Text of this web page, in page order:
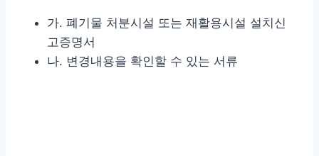
가. 폐기물 처분시설 또는 재활용시설 설치신
고증명서
나. 변경내용을 확인할 수 있는 서류